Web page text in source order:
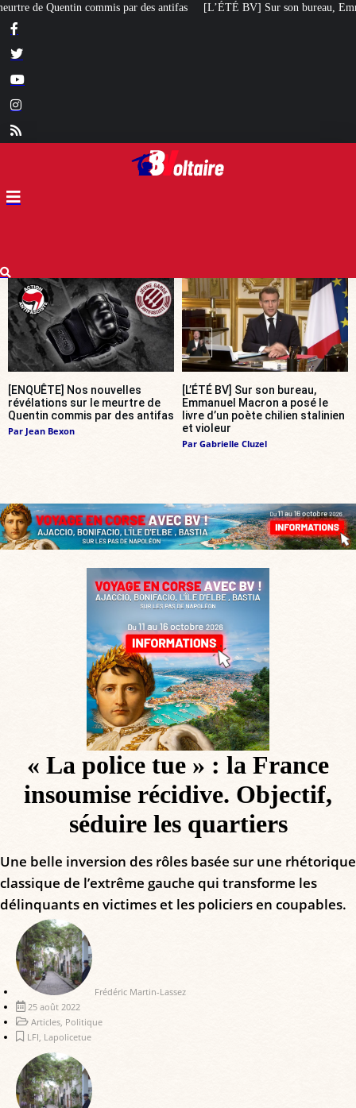
[L’ÉTÉ BV] Sur son bureau, Emmanuel Macron a posé le livre d’un
[ENQUÊTE] Nos nouvelles
révélations sur le meurtre de
Quentin commis par des antifas
Par Jean Bexon
[L’ÉTÉ BV] Sur son bureau,
Emmanuel Macron a posé le
livre d’un poète chilien stalinien
et violeur
Par Gabrielle Cluzel
« La police tue » : la France
insoumise récidive. Objectif,
séduire les quartiers
Une belle inversion des rôles basée sur une rhétorique
classique de l’extrême gauche qui transforme les
délinquants en victimes et les policiers en coupables.
Frédéric Martin-Lassez
25 août 2022
Articles, Politique
LFI, Lapolicetue